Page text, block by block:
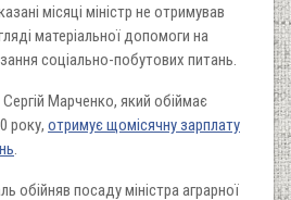
місяці міністр не отримував
матеріальної допомоги на
соціально-побутових питань.
Сергій Марченко, який обіймає
року, отримує щомісячну зарплату
обійняв посаду міністра аграрної